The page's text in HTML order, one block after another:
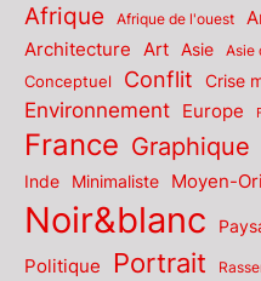
Afrique Afrique de l'ouest
Architecture
Art Asie Asie
Conceptuel Conflit Crise
Environnement Europe
France Graphique
Inde Minimaliste Moyen-
Noir&blanc
Politique Portrait